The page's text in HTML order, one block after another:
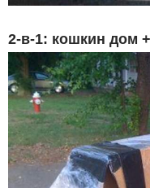
2-в-1: кошкин дом